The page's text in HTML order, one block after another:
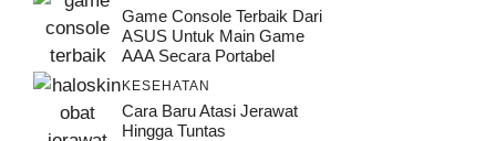
Game Console Terbaik Dari
ASUS Untuk Main Game
AAA Secara Portabel
KESEHATAN
Cara Baru Atasi Jerawat
Hingga Tuntas